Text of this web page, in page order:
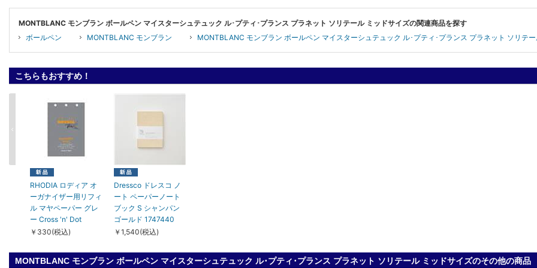
MONTBLANC モンブラン ボールペン マイスターシュテュック ル･プティ･プランス プラネット ソリテール ミッドサイズの関連商品を探す
ボールペン
MONTBLANC モンブラン MONTBLANC モンブラン ボールペン マイスターシュテュック ル･プティ･プランス プラネット ソリテ
こちらもおすすめ！
RHODIA ロディア オ
ーガナイザー用リフィ
ル マヤペーパー グレ
ー Cross 'n' Dot
￥330(税込)
Dressco ドレスコ ノ
ート ペーパーノート
ブック S シャンパン
ゴールド 1747440
￥1,540(税込)
MONTBLANC モンブラン ボールペン マイスターシュテュック ル･プティ･プランス プラネット ソリテール ミッドサイズのその他の商品